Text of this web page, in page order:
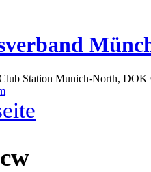
Station Munich-North,